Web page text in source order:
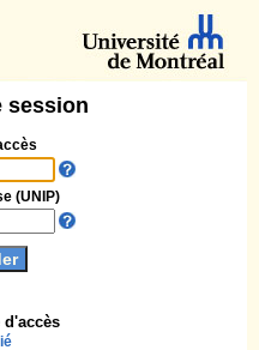
session
d'accès
(UNIP)